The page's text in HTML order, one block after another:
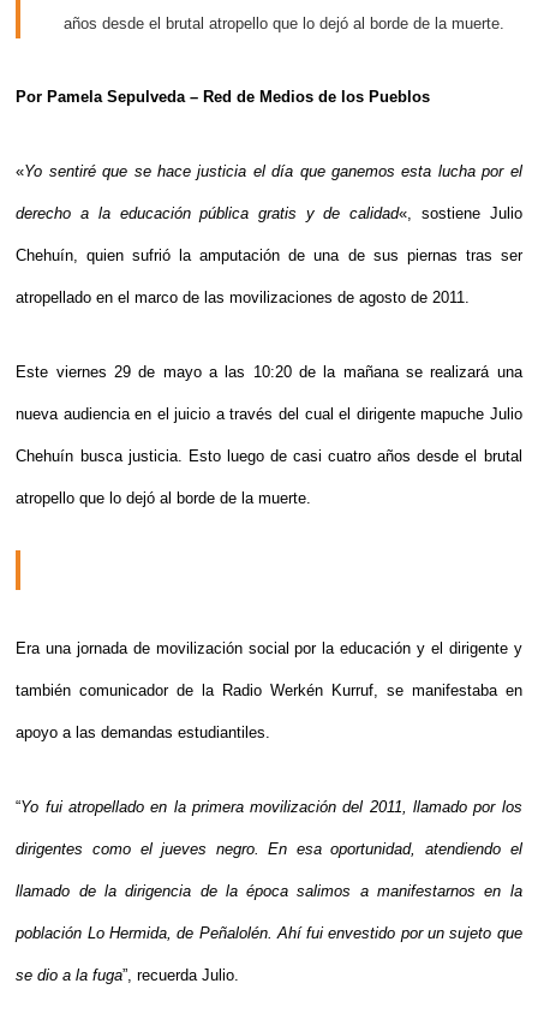
años desde el brutal atropello que lo dejó al borde de la muerte.
Por Pamela Sepulveda – Red de Medios de los Pueblos
«Yo sentiré que se hace justicia el día que ganemos esta lucha por el
derecho a la educación pública gratis y de calidad«, sostiene Julio
Chehuín, quien sufrió la amputación de una de sus piernas tras ser
atropellado en el marco de las movilizaciones de agosto de 2011.
Este viernes 29 de mayo a las 10:20 de la mañana se realizará una
nueva audiencia en el juicio a través del cual el dirigente mapuche Julio
Chehuín busca justicia. Esto luego de casi cuatro años desde el brutal
atropello que lo dejó al borde de la muerte.
Era una jornada de movilización social por la educación y el dirigente y
también comunicador de la Radio Werkén Kurruf, se manifestaba en
apoyo a las demandas estudiantiles.
“Yo fui atropellado en la primera movilización del 2011, llamado por los
dirigentes como el jueves negro. En esa oportunidad, atendiendo el
llamado de la dirigencia de la época salimos a manifestarnos en la
población Lo Hermida, de Peñalolén. Ahí fui envestido por un sujeto que
se dio a la fuga”, recuerda Julio.